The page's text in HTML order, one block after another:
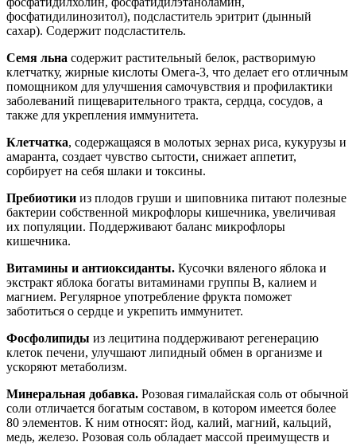
фосфатидилинозитол), подсластитель эритрит (дынный
сахар). Содержит подсластитель.
Семя льна содержит растительный белок, растворимую
клетчатку, жирные кислоты Омега-3, что делает его отличным
помощником для улучшения самочувствия и профилактики
заболеваний пищеварительного тракта, сердца, сосудов, а
также для укрепления иммунитета.
Клетчатка, содержащаяся в молотых зернах риса, кукурузы и
амаранта, создает чувство сытости, снижает аппетит,
сорбирует на себя шлаки и токсины.
Пребиотики из плодов груши и шиповника питают полезные
бактерии собственной микрофлоры кишечника, увеличивая
их популяции. Поддерживают баланс микрофлоры
кишечника.
Витамины и антиоксиданты. Кусочки вяленого яблока и
экстракт яблока богаты витаминами группы B, калием и
магнием. Регулярное употребление фрукта поможет
заботиться о сердце и укрепить иммунитет.
Фосфолипиды из лецитина поддерживают регенерацию
клеток печени, улучшают липидный обмен в организме и
ускоряют метаболизм.
Минеральная добавка. Розовая гималайская соль от обычной
соли отличается богатым составом, в котором имеется более
80 элементов. К ним относят: йод, калий, магний, кальций,
медь, железо. Розовая соль обладает массой преимуществ и